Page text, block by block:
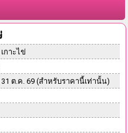
กาะไข่
31 ต.ค. 69 (สำหรับราคานี้เท่านั้น)